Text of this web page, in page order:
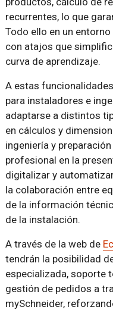
recurrentes, lo que
Todo ello en un
con atajos que
curva de aprendizaje.
A estas
para instaladores e
adaptarse a distintos
en cálculos y
ingeniería y
profesional en la
digitalizar y
la colaboración entre
de la información
de la instalación.
A través de la web de
tendrán la posibilidad
especializada, soporte
gestión de pedidos a
mySchneider,